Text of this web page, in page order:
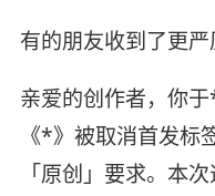
有的朋友收到了更严
亲爱的创作者，你
《*》被取消首发标
「原创」要求。本